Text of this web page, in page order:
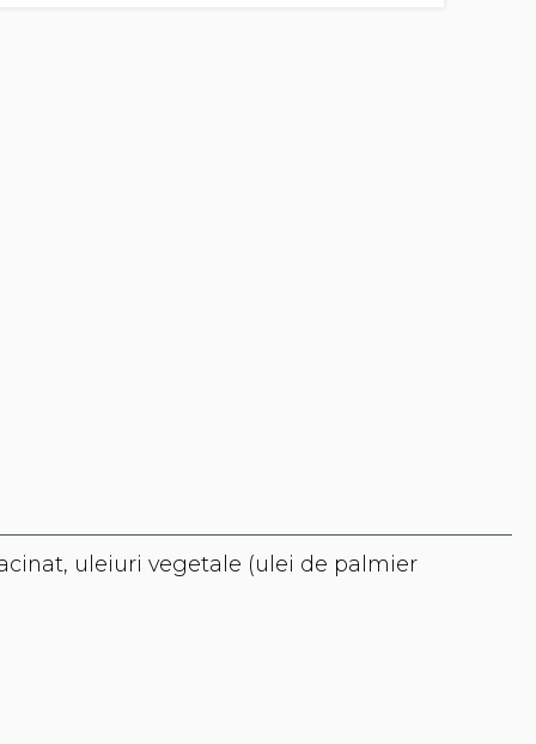
uleiuri vegetale (ulei de palmier